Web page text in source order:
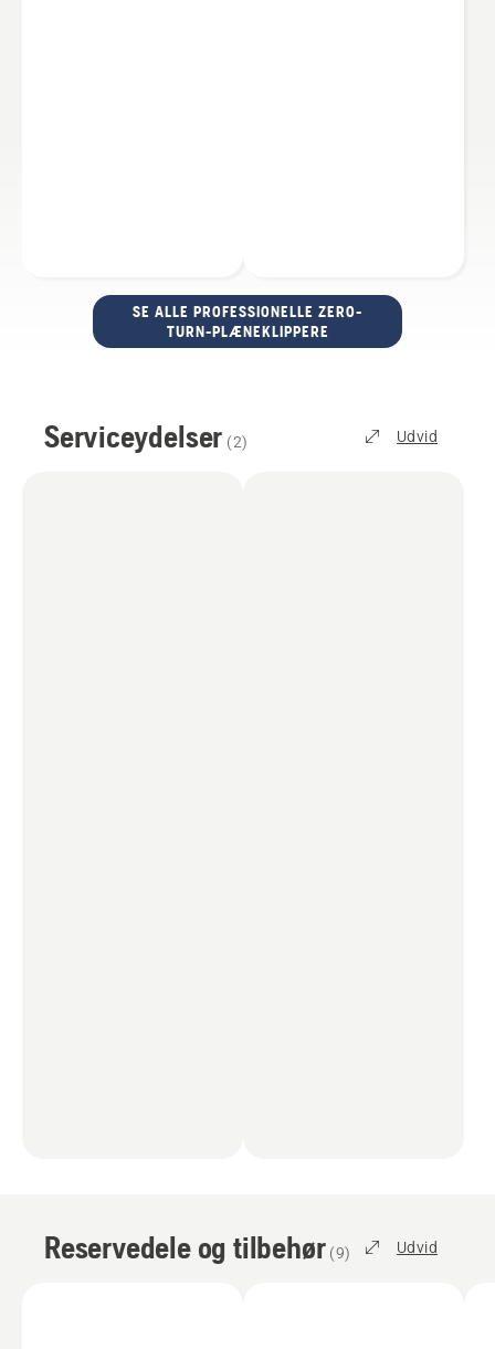
SE ALLE PROFESSIONELLE ZERO-
TURN-PLÆNEKLIPPERE
Serviceydelser (2) Udvid
Reservedele og tilbehør (9) Udvid